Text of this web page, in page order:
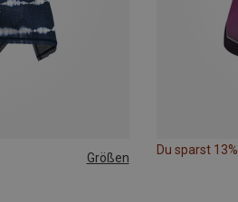
Größen
Du sparst 13%